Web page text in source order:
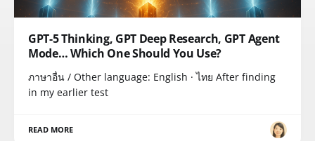
GPT-5 Thinking, GPT Deep Research, GPT Agent
Mode… Which One Should You Use?
ภาษาอื่น / Other language: English · ไทย After finding
in my earlier test
READ MORE